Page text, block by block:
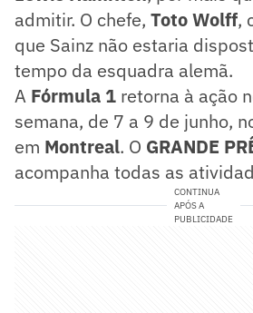
admitir. O chefe, Toto Wolff,
que Sainz não estaria
tempo da esquadra alemã.
A Fórmula 1 retorna à ação
semana, de 7 a 9 de junho,
em Montreal. O GRANDE
acompanha todas as
CONTINUA
APÓS A
PUBLICIDADE